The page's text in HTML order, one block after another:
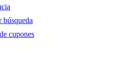
búsqueda
cupones